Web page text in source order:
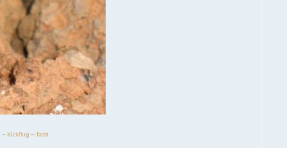
– rückflug – fazit